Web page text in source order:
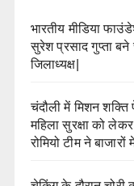
भारतीय मीडिया
सुरेश प्रसाद गुप्ता
जिलाध्यक्ष|
चंदौली में मिशन
महिला सुरक्षा को
रोमियो टीम ने